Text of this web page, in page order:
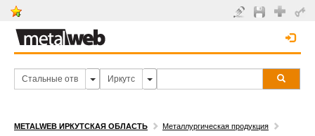
METALWEB ИРКУТСКАЯ ОБЛАСТЬ
Металлургическая продукция